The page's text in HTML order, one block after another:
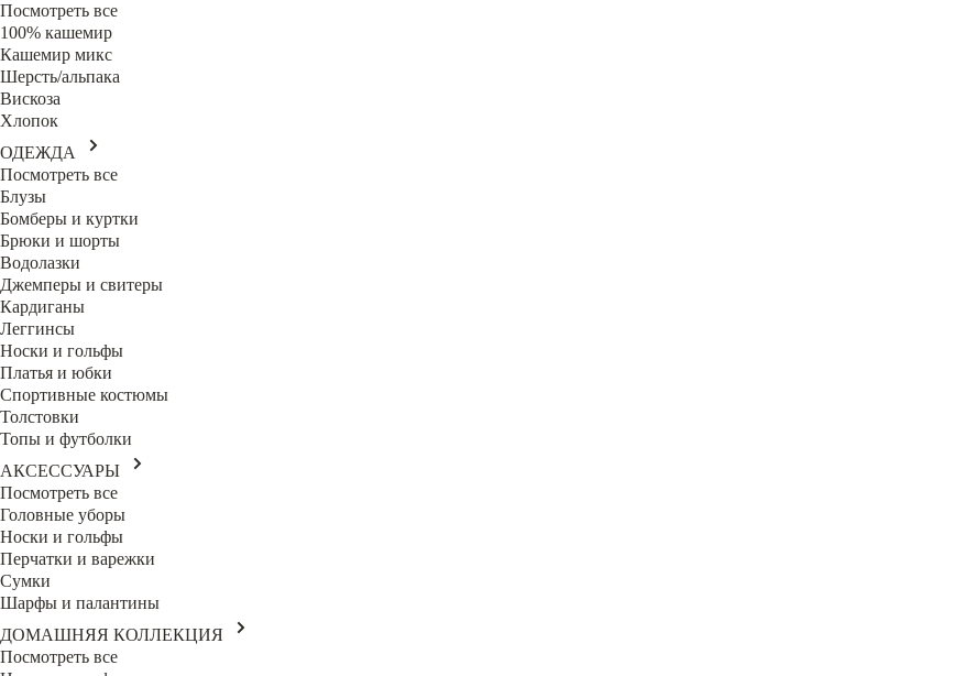
Посмотреть все
100% кашемир
Кашемир микс
Шерсть/альпака
Вискоза
Хлопок
ОДЕЖДА
Посмотреть все
Блузы
Бомберы и куртки
Брюки и шорты
Водолазки
Джемперы и свитеры
Кардиганы
Леггинсы
Носки и гольфы
Платья и юбки
Спортивные костюмы
Толстовки
Топы и футболки
АКСЕССУАРЫ
Посмотреть все
Головные уборы
Носки и гольфы
Перчатки и варежки
Сумки
Шарфы и палантины
ДОМАШНЯЯ КОЛЛЕКЦИЯ
Посмотреть все